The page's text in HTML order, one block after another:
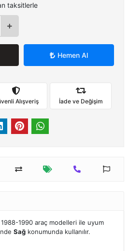
taksitlerle
Hemen Al
Alışveriş İade ve Değişim
1988-1990 araç modelleri ile uyum
Sağ konumunda kullanılır.